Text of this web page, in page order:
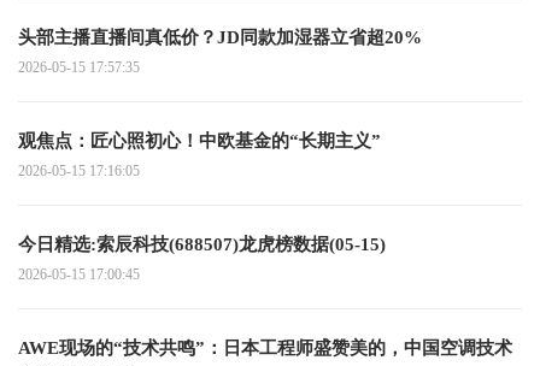
头部主播直播间真低价？JD同款加湿器立省超20%
2026-05-15 17:57:35
观焦点：匠心照初心！中欧基金的“长期主义”
2026-05-15 17:16:05
今日精选:索辰科技(688507)龙虎榜数据(05-15)
2026-05-15 17:00:45
AWE现场的“技术共鸣”：日本工程师盛赞美的，中国空调技术